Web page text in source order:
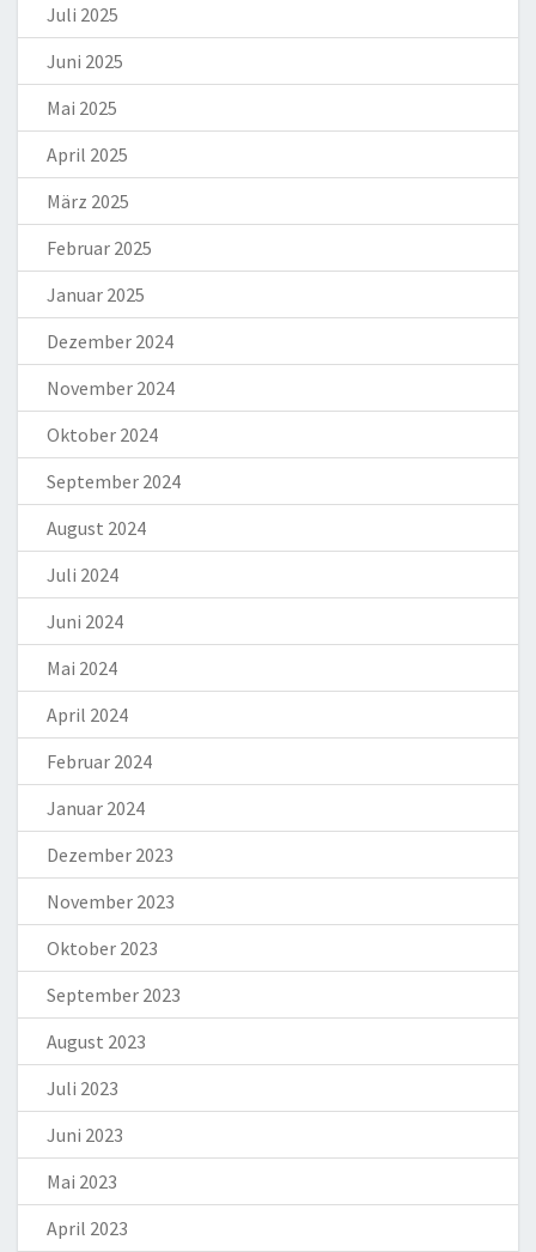
Juli 2025
Juni 2025
Mai 2025
April 2025
März 2025
Februar 2025
Januar 2025
Dezember 2024
November 2024
Oktober 2024
September 2024
August 2024
Juli 2024
Juni 2024
Mai 2024
April 2024
Februar 2024
Januar 2024
Dezember 2023
November 2023
Oktober 2023
September 2023
August 2023
Juli 2023
Juni 2023
Mai 2023
April 2023